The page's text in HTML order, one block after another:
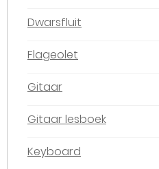
Dwarsfluit
Flageolet
Gitaar
Gitaar lesboek
Keyboard